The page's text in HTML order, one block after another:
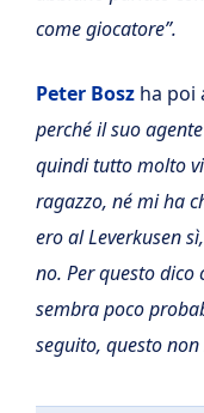
come giocatore”.
Peter Bosz ha poi
perché il suo
quindi tutto molto
ragazzo, né mi ha
ero al Leverkusen
no. Per questo dico
sembra poco
seguito, questo non